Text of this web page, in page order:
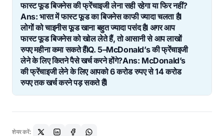
फास्ट फूड बिजनेस की फ्रेंचाइजी लेना सही रहेगा या फिर नहीं?
Ans: भारत में फास्ट फूड का बिजनेस काफी ज्यादा चलता हैl
लोगों को चाइनीस फूड खाना बहुत ज्यादा पसंद हैl अगर आप
फास्ट फूड बिजनेस को खोल लेते हैं, तो आसानी से आप लाखों
रुपए महीना कमा सकते हैंlQ. 5–McDonald’s की फ्रेंचाइजी
लेने के लिए कितने पैसे खर्च करने होंगे?Ans: McDonald’s
की फ्रेंचाइजी लेने के लिए आपको 6 करोड रुपए से 14 करोड
रुपए तक खर्च करने पड़ सकते हैंl
शेयर करें: